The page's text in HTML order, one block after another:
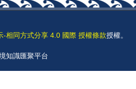
-相同方式分享 4.0 國際 授權條款授權。
知識匯聚平台